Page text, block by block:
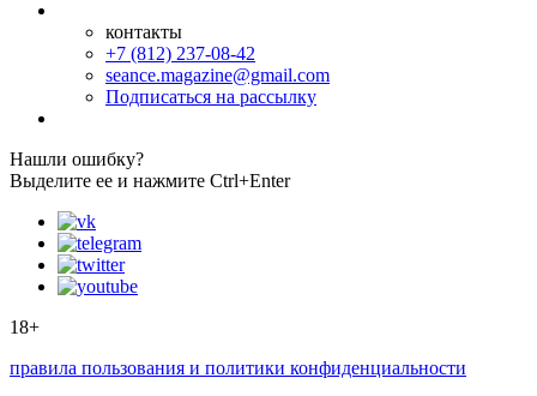
контакты
+7 (812) 237-08-42
seance.magazine@gmail.com
Подписаться на рассылку
Нашли ошибку?
Выделите ее и нажмите Ctrl+Enter
18+
правила пользования и политики конфиденциальности